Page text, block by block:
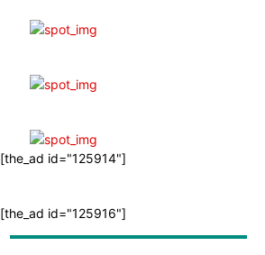
[the_ad id="125914"]
[the_ad id="125916"]